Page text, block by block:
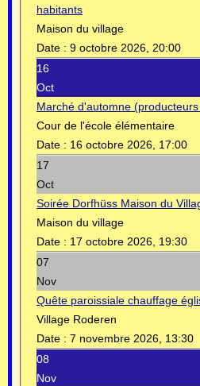
habitants
Maison du village
Date : 9 octobre 2026, 20:00
16
Oct
Marché d'automne
Cour de l'école élémentaire
Date : 16 octobre 2026, 17:00
17
Oct
Soirée Dorfhüss Maison du
Maison du village
Date : 17 octobre 2026, 19:30
07
Nov
Quête paroissiale chauffage
Village Roderen
Date : 7 novembre 2026, 13:30
08
Nov